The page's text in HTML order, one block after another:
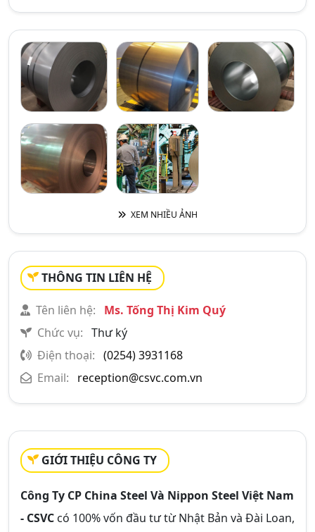
XEM NHIỀU ẢNH
THÔNG TIN LIÊN HỆ
Tên liên hệ:
Ms. Tống Thị Kim Quý
Chức vụ: Thư ký
Điện thoại: (0254) 3931168
Email:
reception@csvc.com.vn
GIỚI THIỆU CÔNG TY
Công Ty CP China Steel Và Nippon Steel Việt Nam
- CSVC có 100% vốn đầu tư từ Nhật Bản và Đài Loan,